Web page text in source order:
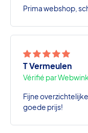
Prima webshop,
T Vermeulen
Vérifié par
Fijne
goede prijs!